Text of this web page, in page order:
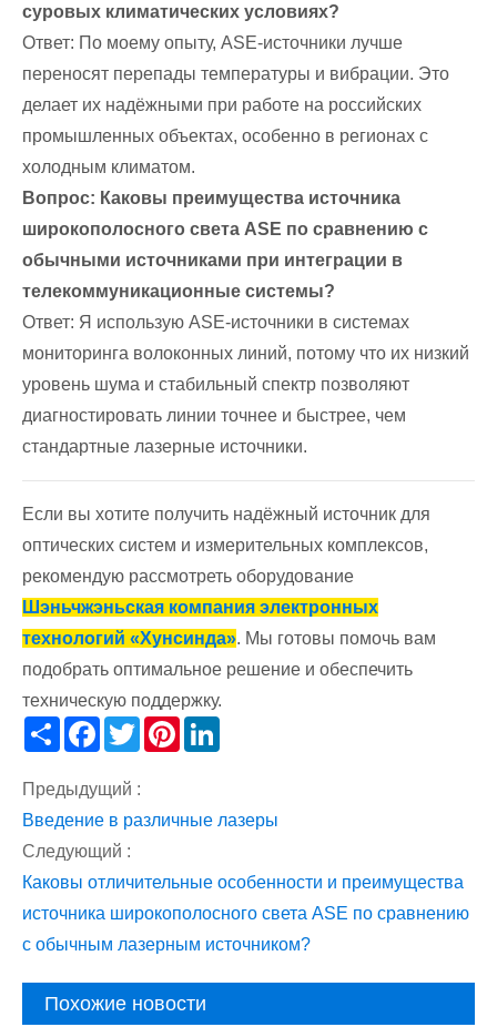
суровых климатических условиях?
Ответ: По моему опыту, ASE-источники лучше
переносят перепады температуры и вибрации. Это
делает их надёжными при работе на российских
промышленных объектах, особенно в регионах с
холодным климатом.
Вопрос: Каковы преимущества источника
широкополосного света ASE по сравнению с
обычными источниками при интеграции в
телекоммуникационные системы?
Ответ: Я использую ASE-источники в системах
мониторинга волоконных линий, потому что их низкий
уровень шума и стабильный спектр позволяют
диагностировать линии точнее и быстрее, чем
стандартные лазерные источники.
Если вы хотите получить надёжный источник для
оптических систем и измерительных комплексов,
рекомендую рассмотреть оборудование
Шэньчжэньская компания электронных
технологий «Хунсинда». Мы готовы помочь вам
подобрать оптимальное решение и обеспечить
техническую поддержку.
Share Facebook
TwitterPinterest
Предыдущий :
Введение в различные лазеры
Следующий :
Каковы отличительные особенности и преимущества
источника широкополосного света ASE по сравнению
с обычным лазерным источником?
Похожие новости